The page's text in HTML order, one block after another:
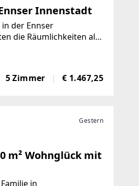
Innenstadt
der Ennser
die Räumlichkeiten als
5 Zimmer € 1.467,25
Gestern
m² Wohnglück mit
in